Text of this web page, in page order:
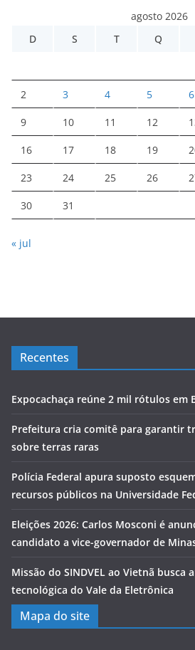
agosto 2026
D
S T Q
2 3 4 5 6
9 10 11 12
16 17 18 19
23 24 25 26
30 31
« jul
Recentes
Expocachaça reúne 2 mil rótulos em
Prefeitura cria comitê para garantir
sobre terras raras
Polícia Federal apura suposto
recursos públicos na Universidade
Eleições 2026: Carlos Mosconi é
candidato a vice-governador de
Missão do SINDVEL ao Vietnã busca
tecnológica do Vale da Eletrônica
Mapa do site